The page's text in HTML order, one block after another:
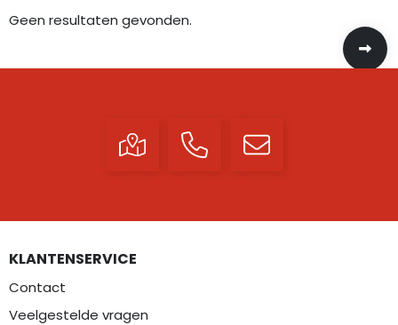
Geen resultaten gevonden.
KLANTENSERVICE
Contact
Veelgestelde vragen